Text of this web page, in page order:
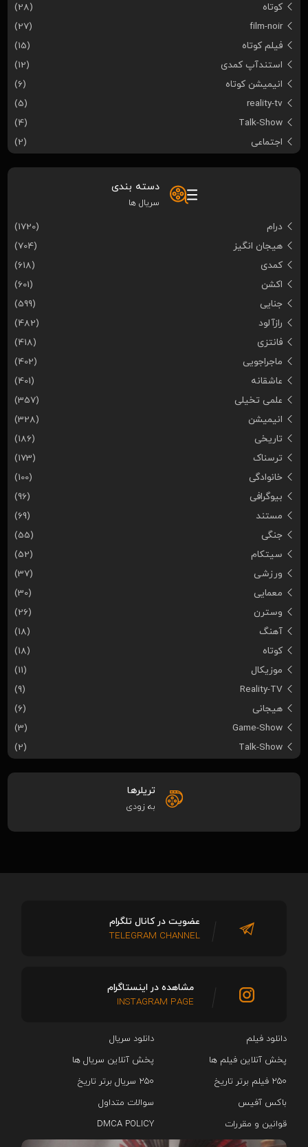
کوتاه
(28)
film-noir
(27)
فیلم کوتاه
(15)
استندآپ کمدی
(12)
انیمیشن کوتاه
(6)
reality-tv
(5)
Talk-Show
(4)
اجتماعی
(2)
دسته بندی
سریال ها
درام
(1720)
هیجان انگیز
(704)
کمدی
(618)
اکشن
(601)
جنایی
(599)
رازآلود
(482)
فانتزی
(418)
ماجراجویی
(402)
عاشقانه
(401)
علمی تخیلی
(357)
انیمیشن
(328)
تاریخی
(186)
ترسناک
(173)
خانوادگی
(100)
بیوگرافی
(96)
مستند
(69)
جنگی
(55)
سیتکام
(52)
ورزشی
(37)
معمایی
(30)
وسترن
(26)
آهنگ
(18)
کوتاه
(18)
موزیکال
(11)
Reality-TV
(9)
هیجانی
(6)
Game-Show
(3)
Talk-Show
(2)
تریلرها
به زودی
دانلود فیلم
دانلود سریال‌
پخش آنلاین فیلم ها
پخش آنلاین سریال ها
۲۵۰ فیلم برتر تاریخ
۲۵۰ سریال برتر تاریخ
باکس آفیس
سوالات متداول
قوانین و مقررات
DMCA POLICY
عضویت در کانال تلگرام
TELEGRAM CHANNEL
مشاهده در اینستاگرام
INSTAGRAM PAGE